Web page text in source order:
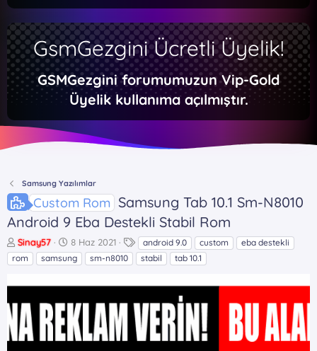
GsmGezgini Ücretli Üyelik!
GSMGezgini forumumuzun Vip-Gold
Üyelik kullanıma açılmıştır.
Samsung Yazılımlar
Custom Rom Samsung Tab 10.1 Sm-N8010
Android 9 Eba Destekli Stabil Rom
K
o
n
y
u
b
a
Sinay57
B
a
ş
n
g
ç
8 Haz 2021
E
t
i
t
e
r
android 9.0 custom
eba destekli
rom
samsung sm-n8010 stabil tab 10.1